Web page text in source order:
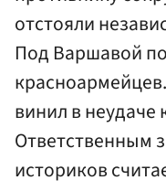
отстояли
Под Варшавой
винил в
Ответственным
историков